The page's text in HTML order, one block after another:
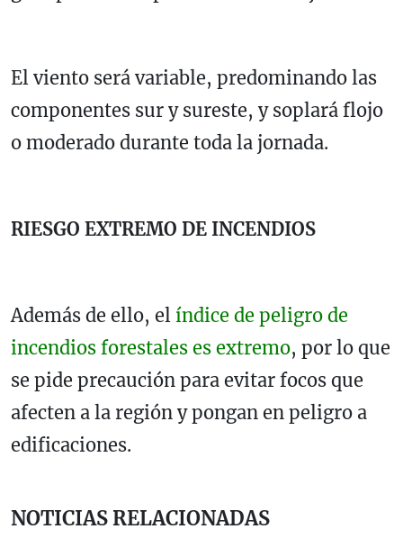
El viento será variable, predominando las
componentes sur y sureste, y soplará flojo
o moderado durante toda la jornada.
RIESGO EXTREMO DE INCENDIOS
Además de ello, el índice de peligro de
incendios forestales es extremo, por lo que
se pide precaución para evitar focos que
afecten a la región y pongan en peligro a
edificaciones.
NOTICIAS RELACIONADAS